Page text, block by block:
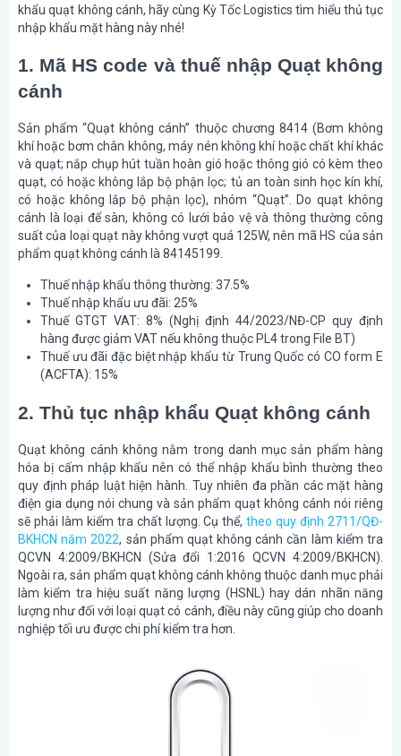
khẩu quạt không cánh, hãy cùng Kỳ Tốc Logistics tìm hiểu thủ tục
nhập khẩu mặt hàng này nhé!
1. Mã HS code và thuế nhập Quạt không
cánh
Sản phẩm “Quạt không cánh” thuộc chương 8414 (Bơm không
khí hoặc bơm chân không, máy nén không khí hoặc chất khí khác
và quạt; nắp chụp hút tuần hoàn gió hoặc thông gió có kèm theo
quạt, có hoặc không lắp bộ phận lọc; tủ an toàn sinh học kín khí,
có hoặc không lắp bộ phận lọc), nhóm “Quạt”. Do quạt không
cánh là loại để sàn, không có lưới bảo vệ và thông thường công
suất của loại quạt này không vượt quá 125W, nên mã HS của sản
phẩm quạt không cánh là 84145199.
Thuế nhập khẩu thông thường: 37.5%
Thuế nhập khẩu ưu đãi: 25%
Thuế GTGT VAT: 8% (Nghị định 44/2023/NĐ-CP quy định
hàng được giảm VAT nếu không thuộc PL4 trong File BT)
Thuế ưu đãi đặc biệt nhập khẩu từ Trung Quốc có CO form E
(ACFTA): 15%
2. Thủ tục nhập khẩu Quạt không cánh
Quạt không cánh không nằm trong danh mục sản phẩm hàng
hóa bị cấm nhập khẩu nên có thể nhập khẩu bình thường theo
quy định pháp luật hiện hành. Tuy nhiên đa phần các mặt hàng
điện gia dụng nói chung và sản phẩm quạt không cánh nói riêng
sẽ phải làm kiểm tra chất lượng. Cụ thể,theo quy định 2711/QĐ-
BKHCN năm 2022, sản phẩm quạt không cánh cần làm kiểm tra
QCVN 4:2009/BKHCN (Sửa đổi 1:2016 QCVN 4:2009/BKHCN).
Ngoài ra, sản phẩm quạt không cánh không thuộc danh mục phải
làm kiểm tra hiệu suất năng lượng (HSNL) hay dán nhãn năng
lượng như đối với loại quạt có cánh, điều này cũng giúp cho doanh
nghiệp tối ưu được chi phí kiểm tra hơn.